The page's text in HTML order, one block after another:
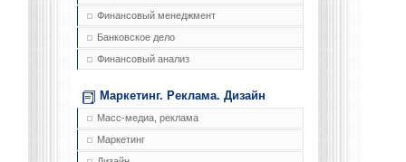
Финансовый менеджмент
Банковское дело
Финансовый анализ
Маркетинг. Реклама. Дизайн
Масс-медиа, реклама
Маркетинг